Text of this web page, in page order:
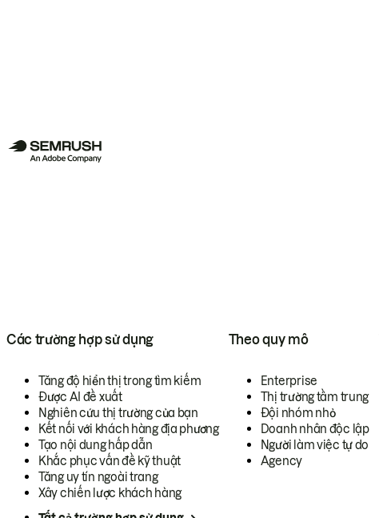
Các trường hợp sử dụng
Tăng độ hiển thị trong tìm kiếm
Được AI đề xuất
Nghiên cứu thị trường của bạn
Kết nối với khách hàng địa phương
Tạo nội dung hấp dẫn
Khắc phục vấn đề kỹ thuật
Tăng uy tín ngoài trang
Xây chiến lược khách hàng
Theo quy mô
Enterprise
Thị trường tầm trung
Đội nhóm nhỏ
Doanh nhân độc lập
Người làm việc tự do
Agency